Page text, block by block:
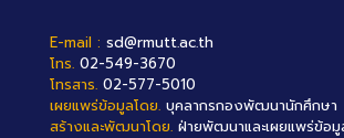
E-mail : sd@rmutt.ac.th
โทร. 02-549-3670
โทรสาร. 02-577-5010
เผยแพร่ข้อมูลโดย. บุคลากรกองพัฒนานักศึกษา
สร้างและพัฒนาโดย. ฝ่ายพัฒนาและเผยแพร่ข้อมู